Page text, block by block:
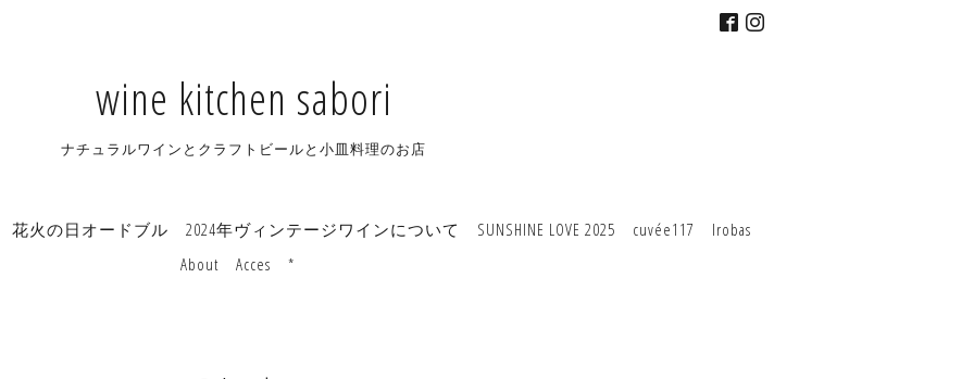
wine kitchen sabori
ナチュラルワインとクラフトビールと小皿料理のお店
花火の日オードブル 2024年ヴィンテージワインについて SUNSHINE LOVE 2025 cuvée117
Irobas
About
Acces *